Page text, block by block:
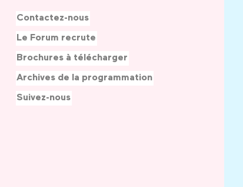
Contactez-nous
Le Forum recrute
Brochures à télécharger
Archives de la programmation
Suivez-nous